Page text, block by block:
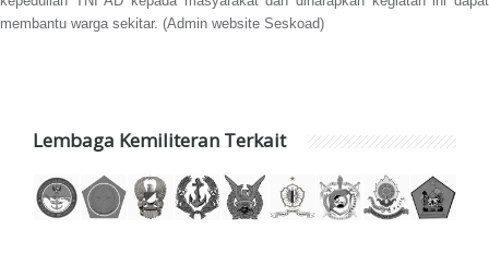
membantu warga sekitar. (Admin website Seskoad)
Lembaga Kemiliteran Terkait